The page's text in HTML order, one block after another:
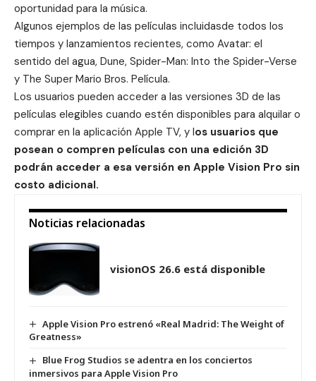
oportunidad para la música.
Algunos ejemplos de las películas incluidasde todos los
tiempos y lanzamientos recientes, como Avatar: el
sentido del agua, Dune, Spider-Man: Into the Spider-Verse
y The Super Mario Bros. Película.
Los usuarios pueden acceder a las versiones 3D de las
películas elegibles cuando estén disponibles para alquilar o
comprar en la aplicación Apple TV, y los usuarios que
posean o compren películas con una edición 3D
podrán acceder a esa versión en Apple Vision Pro sin
costo adicional.
Noticias relacionadas
visionOS 26.6 está disponible
Apple Vision Pro estrenó «Real Madrid: The Weight of
Greatness»
Blue Frog Studios se adentra en los conciertos
inmersivos para Apple Vision Pro